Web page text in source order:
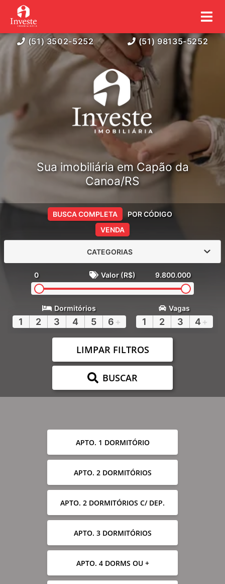
(51) 3502-5252 (51) 98135-5252
Sua imobiliária em Capão da
Canoa/RS
VENDA
BUSCA COMPLETA POR CÓDIGO
CATEGORIAS
0 Valor (R$) 9.800.000
Dormitórios
1 2 3 4 5 6 +
Vagas
1 2 3 4 +
LIMPAR FILTROS
BUSCAR
APTO. 1 DORMITÓRIO
APTO. 2 DORMITÓRIOS
APTO. 2 DORMITÓRIOS C/ DEP.
APTO. 3 DORMITÓRIOS
APTO. 4 DORMS OU +